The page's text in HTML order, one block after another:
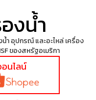
งน้ำ
น้ำ อุปกรณ์ และอะไหล่ เครื่อง
ของสหรัฐอเมริกา
นไลน์